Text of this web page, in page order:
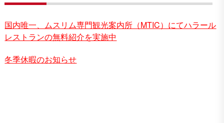
国内唯一、ムスリム専門観光案内所（MTIC）にてハラール
レストランの無料紹介を実施中
冬季休暇のお知らせ